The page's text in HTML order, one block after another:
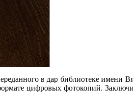
в дар библиотеке имени
цифровых фотокопий.